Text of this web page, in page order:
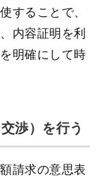
することで、
内容証明を利
明確にして時
渉）を行う
請求の意思表